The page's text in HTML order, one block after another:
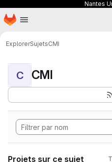
Nantes
Passer au contenu principal
Page d'accueil
ExplorerSujetsCMI
C CMI
Projets sur ce sujet